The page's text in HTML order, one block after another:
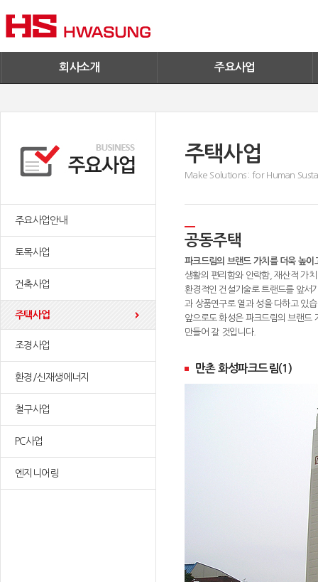
회사소개
기업IR
주요사업
주요사업안내
토목사업
건축사업
주택사업
조경사업
환경/신재생에너지
철구사업
PC사업
엔지니어링
주택사업
Make Solutions : for Human
공동주택
파크드림의 브랜드 가치를 더욱 높
생활의 편리함와 안락함, 재산적 가
환경적인 건설기술로 트랜드를 앞서
과 상품연구로 열과 성을 다하고 있
앞으로도 화성은 파크드림의 브랜드
만들어 갈 것입니다.
만촌 화성파크드림(1)